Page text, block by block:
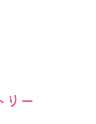
リー